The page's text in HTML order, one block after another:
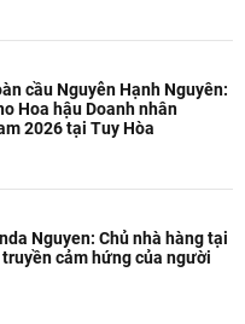
cầu Nguyễn Hạnh Nguyên:
Hoa hậu Doanh nhân
2026 tại Tuy Hòa
Nguyen: Chủ nhà hàng tại
cảm hứng của người